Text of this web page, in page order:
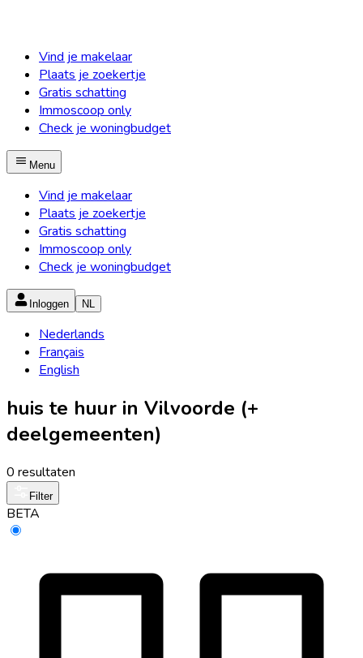
Vind je makelaar
Plaats je zoekertje
Gratis schatting
Immoscoop only
Check je woningbudget
Menu
Vind je makelaar
Plaats je zoekertje
Gratis schatting
Immoscoop only
Check je woningbudget
Inloggen NL
Nederlands
Français
English
huis te huur in Vilvoorde (+
deelgemeenten)
0 resultaten
Filter
BETA